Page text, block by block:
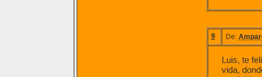
9 De:
Luis, te
vida,